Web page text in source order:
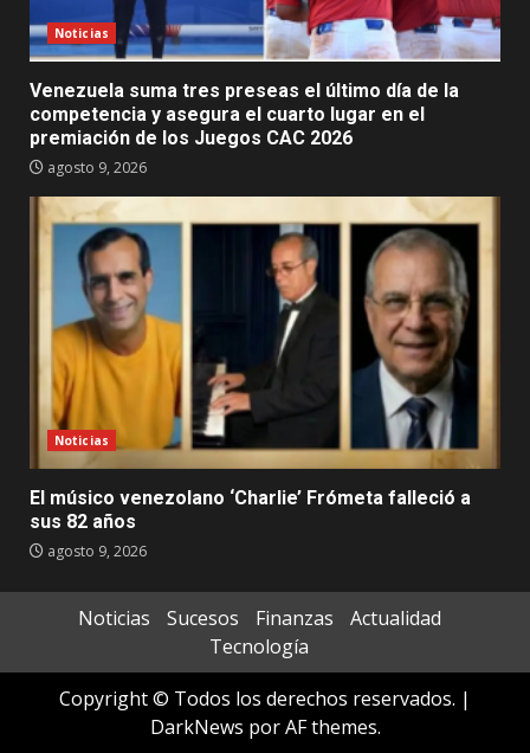
Noticias
Venezuela suma tres preseas el último día de la
competencia y asegura el cuarto lugar en el
premiación de los Juegos CAC 2026
agosto 9, 2026
Noticias
El músico venezolano ‘Charlie’ Frómeta falleció a
sus 82 años
agosto 9, 2026
Noticias Sucesos Finanzas
Actualidad
Tecnología
Copyright © Todos los derechos reservados. |
DarkNews por AF themes.